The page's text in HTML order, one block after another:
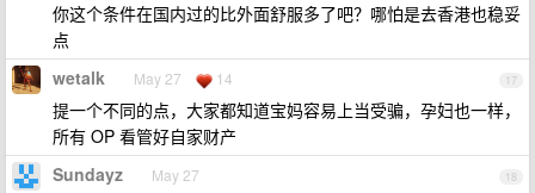
你这个条件在国内过的比外面舒服多了吧？哪怕是去香港也稳妥
点
17
wetalk May 27 14
提一个不同的点，大家都知道宝妈容易上当受骗，孕妇也一样，
所有 OP 看管好自家财产
18
Sundayz May 27